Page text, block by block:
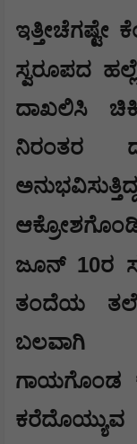
ಸ್ವರೂಪದ
ದಾಖಲಿಸಿ
ನಿರಂತರ
ಜೂನ್ 10ರ
ತಂದೆಯ ತಲೆ
ಬಲವಾಗಿ
ಗಾಯಗೊಂಡ